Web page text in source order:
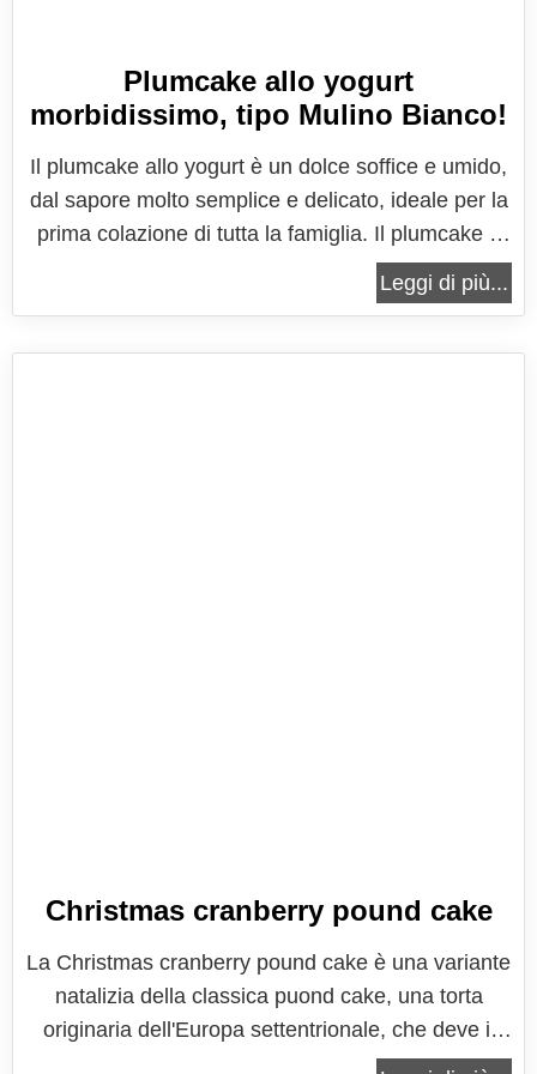
Plumcake allo yogurt
morbidissimo, tipo Mulino Bianco!
Il plumcake allo yogurt è un dolce soffice e umido,
dal sapore molto semplice e delicato, ideale per la
prima colazione di tutta la famiglia. Il plumcake è
un dolce di origini anglosassoni, un tipico dolce
delle cinque, che accompagna l'ora del tè. E' un
Leggi di più...
Christmas cranberry pound cake
La Christmas cranberry pound cake è una variante
natalizia della classica puond cake, una torta
originaria dell'Europa settentrionale, che deve il
suo nome all'equilibrio tra gli ingredienti che